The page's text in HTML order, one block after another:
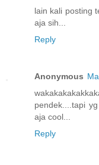
lain kali posting
aja sih...
Reply
Anonymous
pendek....tapi
aja cool...
Reply